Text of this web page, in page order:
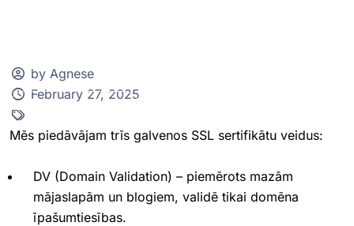
by Agnese
February 27, 2025
Mēs piedāvājam trīs galvenos SSL sertifikātu veidus:
DV (Domain Validation) – piemērots mazām
mājaslapām un blogiem, validē tikai domēna
īpašumtiesības.